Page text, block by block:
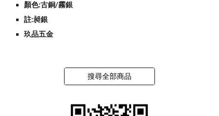
顏色:古銅/霧銀
註:昶銀
玖品五金
搜尋全部商品